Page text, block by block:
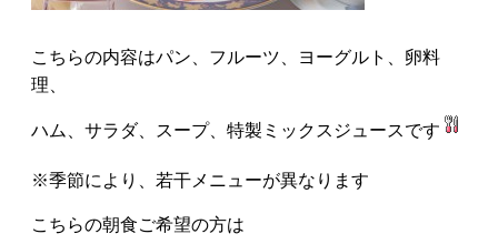
こちらの内容はパン、フルーツ、ヨーグルト、卵料
理、
ハム、サラダ、スープ、特製ミックスジュースです
※季節により、若干メニューが異なります
こちらの朝食ご希望の方は